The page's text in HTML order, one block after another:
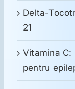
Delta-
21
Vitamina
pentru